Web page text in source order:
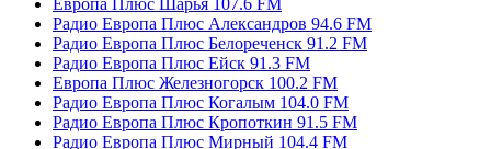
Европа Плюс Шарья 107.6 FM
Радио Европа Плюс Александров 94.6 FM
Радио Европа Плюс Белореченск 91.2 FM
Радио Европа Плюс Ейск 91.3 FM
Европа Плюс Железногорск 100.2 FM
Радио Европа Плюс Когалым 104.0 FM
Радио Европа Плюс Кропоткин 91.5 FM
Радио Европа Плюс Мирный 104.4 FM